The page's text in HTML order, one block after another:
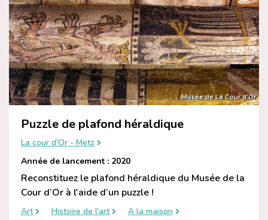
Musée de La Cour d'Or
Puzzle de plafond héraldique
La cour d'Or - Metz
Année de lancement : 2020
Reconstituez le plafond héraldique du Musée de la
Cour d’Or à l'aide d’un puzzle !
Art Histoire de l'art
A la maison